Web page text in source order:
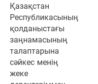
Қазақстан
Республикасының
қолданыстағы
заңнамасының
талаптарына
сәйкес менің
жеке